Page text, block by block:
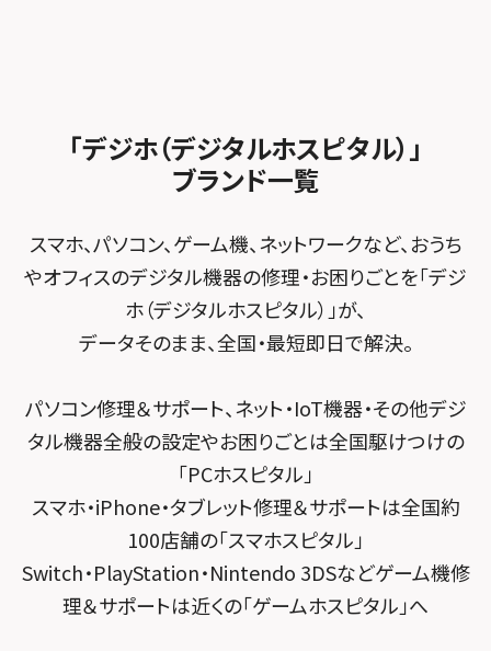
スマホスピタル テルル松戸五香
スマホスピタル テルル宮野木
スマホスピタル千葉
スマホスピタル 大森
スマホスピタル練馬
スマホスピタル 神田
スマホスピタル三軒茶屋
スマホスピタル秋葉原
スマホスピタル平和が丘
スマホスピタル春日井勝川
スマホスピタル住道オペラパーク
スマホスピタル東大阪ロンモール布施
スマホスピタル堺
スマホスピタル 堺出張所
スマホスピタル京都河原町
スマホスピタル宇治槙島
スマホスピタル烏丸
スマホスピタル 京都宇治
スマホスピタル 福知山
スマホスピタル神戸三宮
MacBook修理メニュー
FCNTスマートフォン修理
「デジホ（デジタルホスピタル）」
ブランド一覧
スマホ、パソコン、ゲーム機、ネットワークなど、おうち
やオフィスのデジタル機器の修理・お困りごとを「デジ
ホ（デジタルホスピタル）」が、
データそのまま、全国・最短即日で解決。
パソコン修理＆サポート、ネット・IoT機器・その他デジ
タル機器全般の設定やお困りごとは全国駆けつけの
「PCホスピタル」
スマホ・iPhone・タブレット修理＆サポートは全国約
100店舗の「スマホスピタル」
Switch・PlayStation・Nintendo 3DSなどゲーム機修
理＆サポートは近くの「ゲームホスピタル」へ